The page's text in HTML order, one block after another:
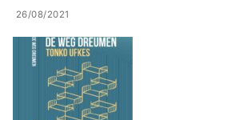
26/08/2021